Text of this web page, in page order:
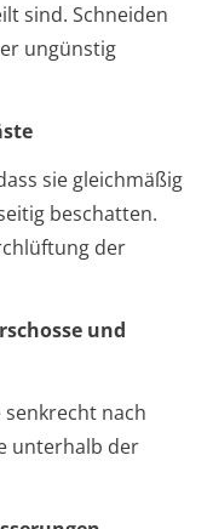
sind. Schneiden
ungünstig
sie gleichmäßig
beschatten.
der
und
senkrecht nach
unterhalb der